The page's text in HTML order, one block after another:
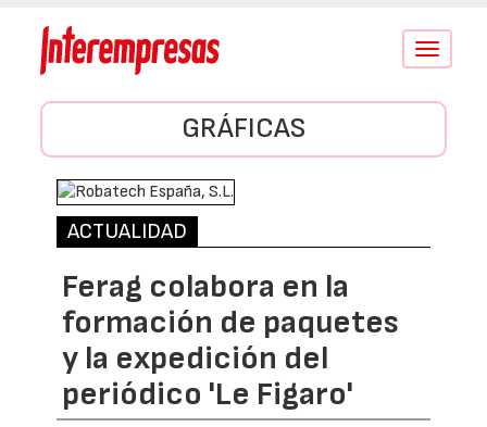
Conmutar
GRÁFICAS
ACTUALIDAD
Ferag colabora en la
formación de paquetes
y la expedición del
periódico 'Le Figaro'